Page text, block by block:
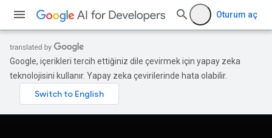
Oturum aç
Google, içerikleri tercih ettiğiniz dile çevirmek için yapay zeka
teknolojisini kullanır. Yapay zeka çevirilerinde hata olabilir.